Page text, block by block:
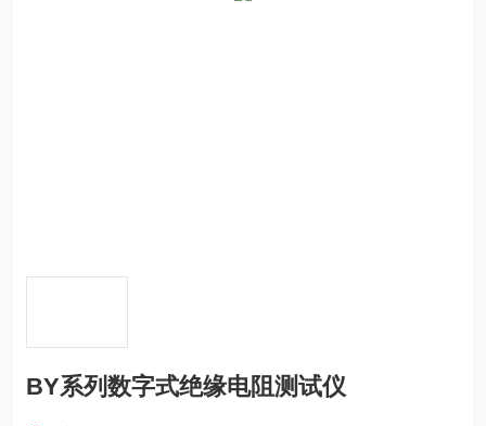
BY系列数字式绝缘电阻测试仪